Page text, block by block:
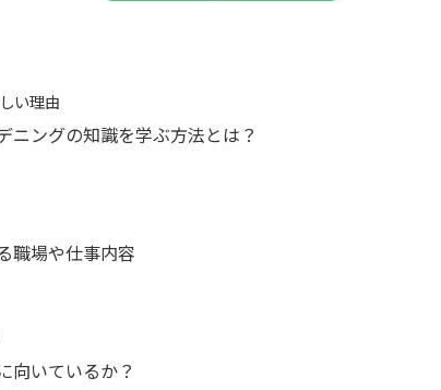
い理由
ニングの知識を学ぶ方法とは？
職場や仕事内容
向いているか？